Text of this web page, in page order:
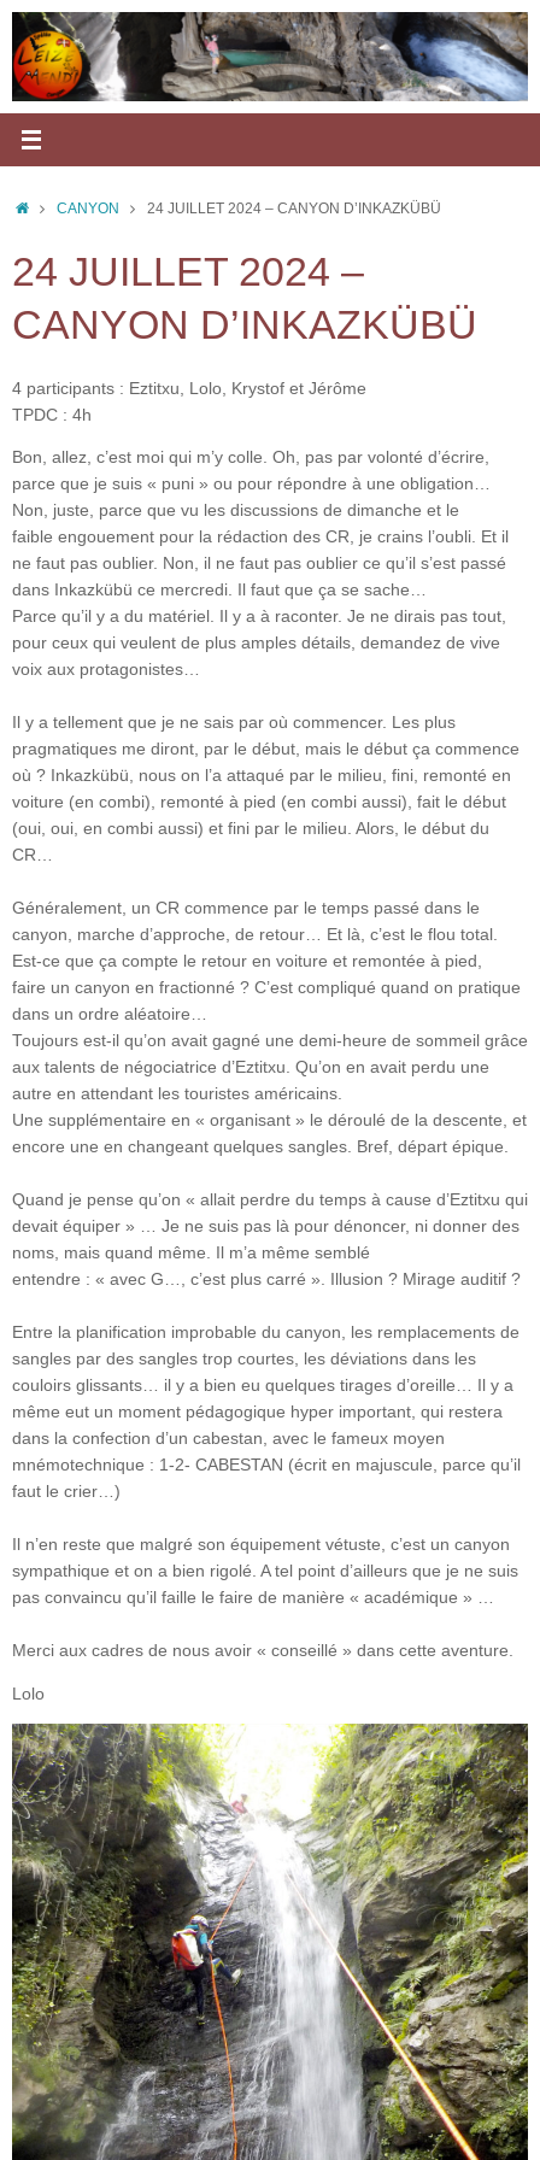
Passer
contenu
ACCUEIL
CANYON 24 JUILLET 2024 – CANYON D’INKAZKÜBÜ
24 JUILLET 2024 –
CANYON D’INKAZKÜBÜ
4 participants : Eztitxu, Lolo, Krystof et Jérôme
TPDC : 4h
Bon, allez, c’est moi qui m’y colle. Oh, pas par volonté d’écrire,
parce que je suis « puni » ou pour répondre à une obligation…
Non, juste, parce que vu les discussions de dimanche et le
faible engouement pour la rédaction des CR, je crains l’oubli. Et il
ne faut pas oublier. Non, il ne faut pas oublier ce qu’il s’est passé
dans Inkazkübü ce mercredi. Il faut que ça se sache…
Parce qu’il y a du matériel. Il y a à raconter. Je ne dirais pas tout,
pour ceux qui veulent de plus amples détails, demandez de vive
voix aux protagonistes…
Il y a tellement que je ne sais par où commencer. Les plus
pragmatiques me diront, par le début, mais le début ça commence
où ? Inkazkübü, nous on l’a attaqué par le milieu, fini, remonté en
voiture (en combi), remonté à pied (en combi aussi), fait le début
(oui, oui, en combi aussi) et fini par le milieu. Alors, le début du
CR…
Généralement, un CR commence par le temps passé dans le
canyon, marche d’approche, de retour… Et là, c’est le flou total.
Est-ce que ça compte le retour en voiture et remontée à pied,
faire un canyon en fractionné ? C’est compliqué quand on pratique
dans un ordre aléatoire…
Toujours est-il qu’on avait gagné une demi-heure de sommeil grâce
aux talents de négociatrice d’Eztitxu. Qu’on en avait perdu une
autre en attendant les touristes américains.
Une supplémentaire en « organisant » le déroulé de la descente, et
encore une en changeant quelques sangles. Bref, départ épique.
Quand je pense qu’on « allait perdre du temps à cause d’Eztitxu qui
devait équiper » … Je ne suis pas là pour dénoncer, ni donner des
noms, mais quand même. Il m’a même semblé
entendre : « avec G…, c’est plus carré ». Illusion ? Mirage auditif ?
Entre la planification improbable du canyon, les remplacements de
sangles par des sangles trop courtes, les déviations dans les
couloirs glissants… il y a bien eu quelques tirages d’oreille… Il y a
même eut un moment pédagogique hyper important, qui restera
dans la confection d’un cabestan, avec le fameux moyen
mnémotechnique : 1-2- CABESTAN (écrit en majuscule, parce qu’il
faut le crier…)
Il n’en reste que malgré son équipement vétuste, c’est un canyon
sympathique et on a bien rigolé. A tel point d’ailleurs que je ne suis
pas convaincu qu’il faille le faire de manière « académique » …
Merci aux cadres de nous avoir « conseillé » dans cette aventure.
Lolo